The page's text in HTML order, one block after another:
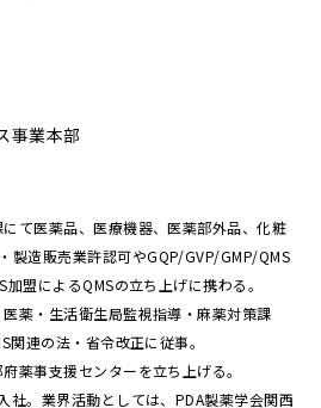
事業本部
て医薬品、医療機器、医薬部外品、化粧
製造販売業許認可やGQP/GVP/GMP/QMS
盟によるQMSの立ち上げに携わる。
薬・生活衛生局監視指導・麻薬対策課
連の法・省令改正に従事。
薬事支援センターを立ち上げる。
社。業界活動としては、PDA製薬学会関西